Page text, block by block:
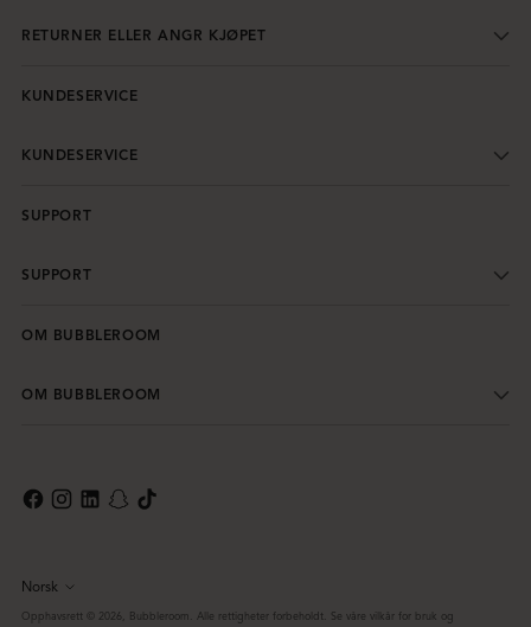
RETURNER ELLER ANGR KJØPET
KUNDESERVICE
KUNDESERVICE
SUPPORT
SUPPORT
OM BUBBLEROOM
OM BUBBLEROOM
Språk
Norsk
Opphavsrett © 2026, Bubbleroom. Alle rettigheter forbeholdt. Se våre vilkår for bruk og